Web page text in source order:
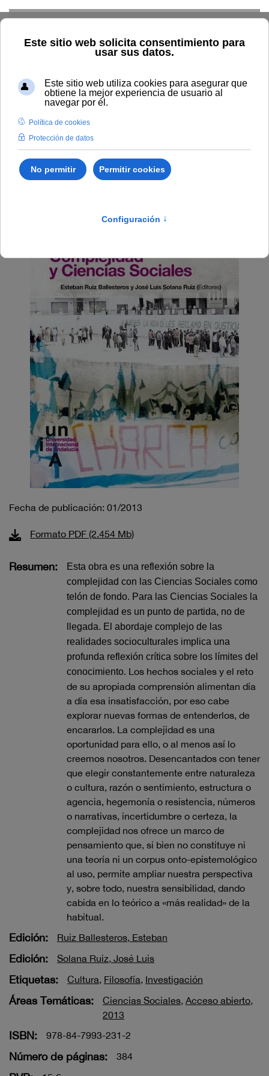
Inicio Vida universitaria
Biblioteca y publicaciones
Publicaciones
Búsqueda por año
Complejidad y Ciencias
Sociales
Fecha de publicación: 01/2013
Formato PDF (2.454 Mb)
Resumen:
Esta obra es una reflexión sobre la
complejidad con las Ciencias Sociales como
telón de fondo. Para las Ciencias Sociales la
complejidad es un punto de partida, no de
llegada. El abordaje complejo de las
realidades socioculturales implica una
profunda reflexión crítica sobre los límites del
conocimiento. Los hechos sociales y el reto
de su apropiada comprensión alimentan día
a día esa insatisfacción, por eso cabe
explorar nuevas formas de entenderlos, de
encararlos. La complejidad es una
oportunidad para ello, o al menos así lo
creemos nosotros. Desencantados con tener
que elegir constantemente entre naturaleza
o cultura, razón o sentimiento, estructura o
agencia, hegemonía o resistencia, números
o narrativas, incertidumbre o certeza, la
complejidad nos ofrece un marco de
pensamiento que, si bien no constituye ni
una teoría ni un corpus onto-epistemológico
al uso, permite ampliar nuestra perspectiva
y, sobre todo, nuestra sensibilidad, dando
cabida en lo teórico a «más realidad» de la
habitual.
Edición: Ruiz Ballesteros, Esteban
Edición: Solana Ruiz, José Luis
Etiquetas: Cultura, Filosofía, Investigación
Áreas Temáticas: Ciencias Sociales, Acceso abierto,
2013
ISBN: 978-84-7993-231-2
Número de páginas: 384